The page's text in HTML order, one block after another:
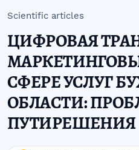
Scientific articles
ЦИФРОВАЯ
СФЕРЕ УСЛУГ
ОБЛАСТИ:
ПУТИРЕШЕНИЯ